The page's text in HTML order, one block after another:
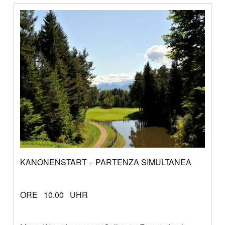
KANONENSTART – PARTENZA SIMULTANEA
ORE 10.00 UHR